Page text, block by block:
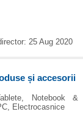
25 Aug 2020
și accesorii
Notebook &
Electrocasnice